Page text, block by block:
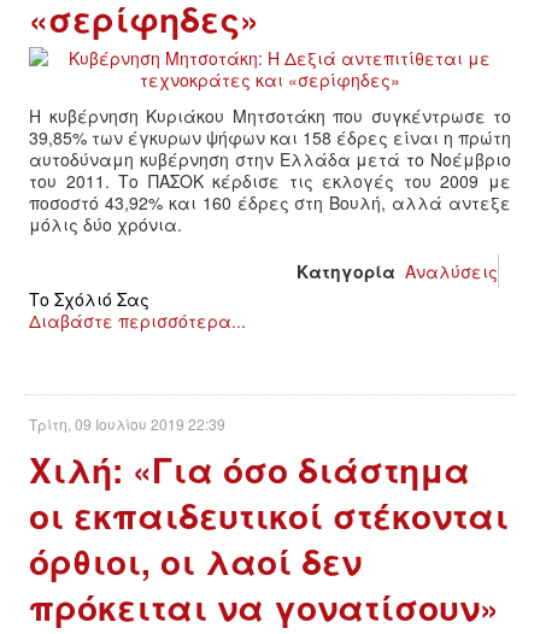
ΘΕΩΡΊΑ
ΠΟΛΙΤΙΣΜΌΣ
ΛΟΓΟΤΕΧΝΊΑ / ΤΈΧΝΗ
ΜΟΥΣΙΚΉ
«σερίφηδες»
Η κυβέρνηση Κυριάκου Μητσοτάκη που συγκέντρωσε το
39,85% των έγκυρων ψήφων και 158 έδρες είναι η πρώτη
αυτοδύναμη κυβέρνηση στην Ελλάδα μετά το Νοέμβριο
του 2011. Το ΠΑΣΟΚ κέρδισε τις εκλογές του 2009 με
ποσοστό 43,92% και 160 έδρες στη Βουλή, αλλά αντεξε
μόλις δύο χρόνια.
Κατηγορία Αναλύσεις
Το Σχόλιό Σας
Διαβάστε περισσότερα...
Τρίτη, 09 Ιουλίου 2019 22:39
Χιλή: «Για όσο διάστημα
οι εκπαιδευτικοί στέκονται
όρθιοι, οι λαοί δεν
πρόκειται να γονατίσουν»